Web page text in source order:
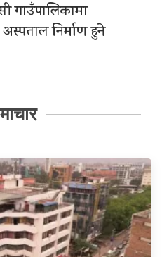
गाउँपालिकामा
निर्माण हुने